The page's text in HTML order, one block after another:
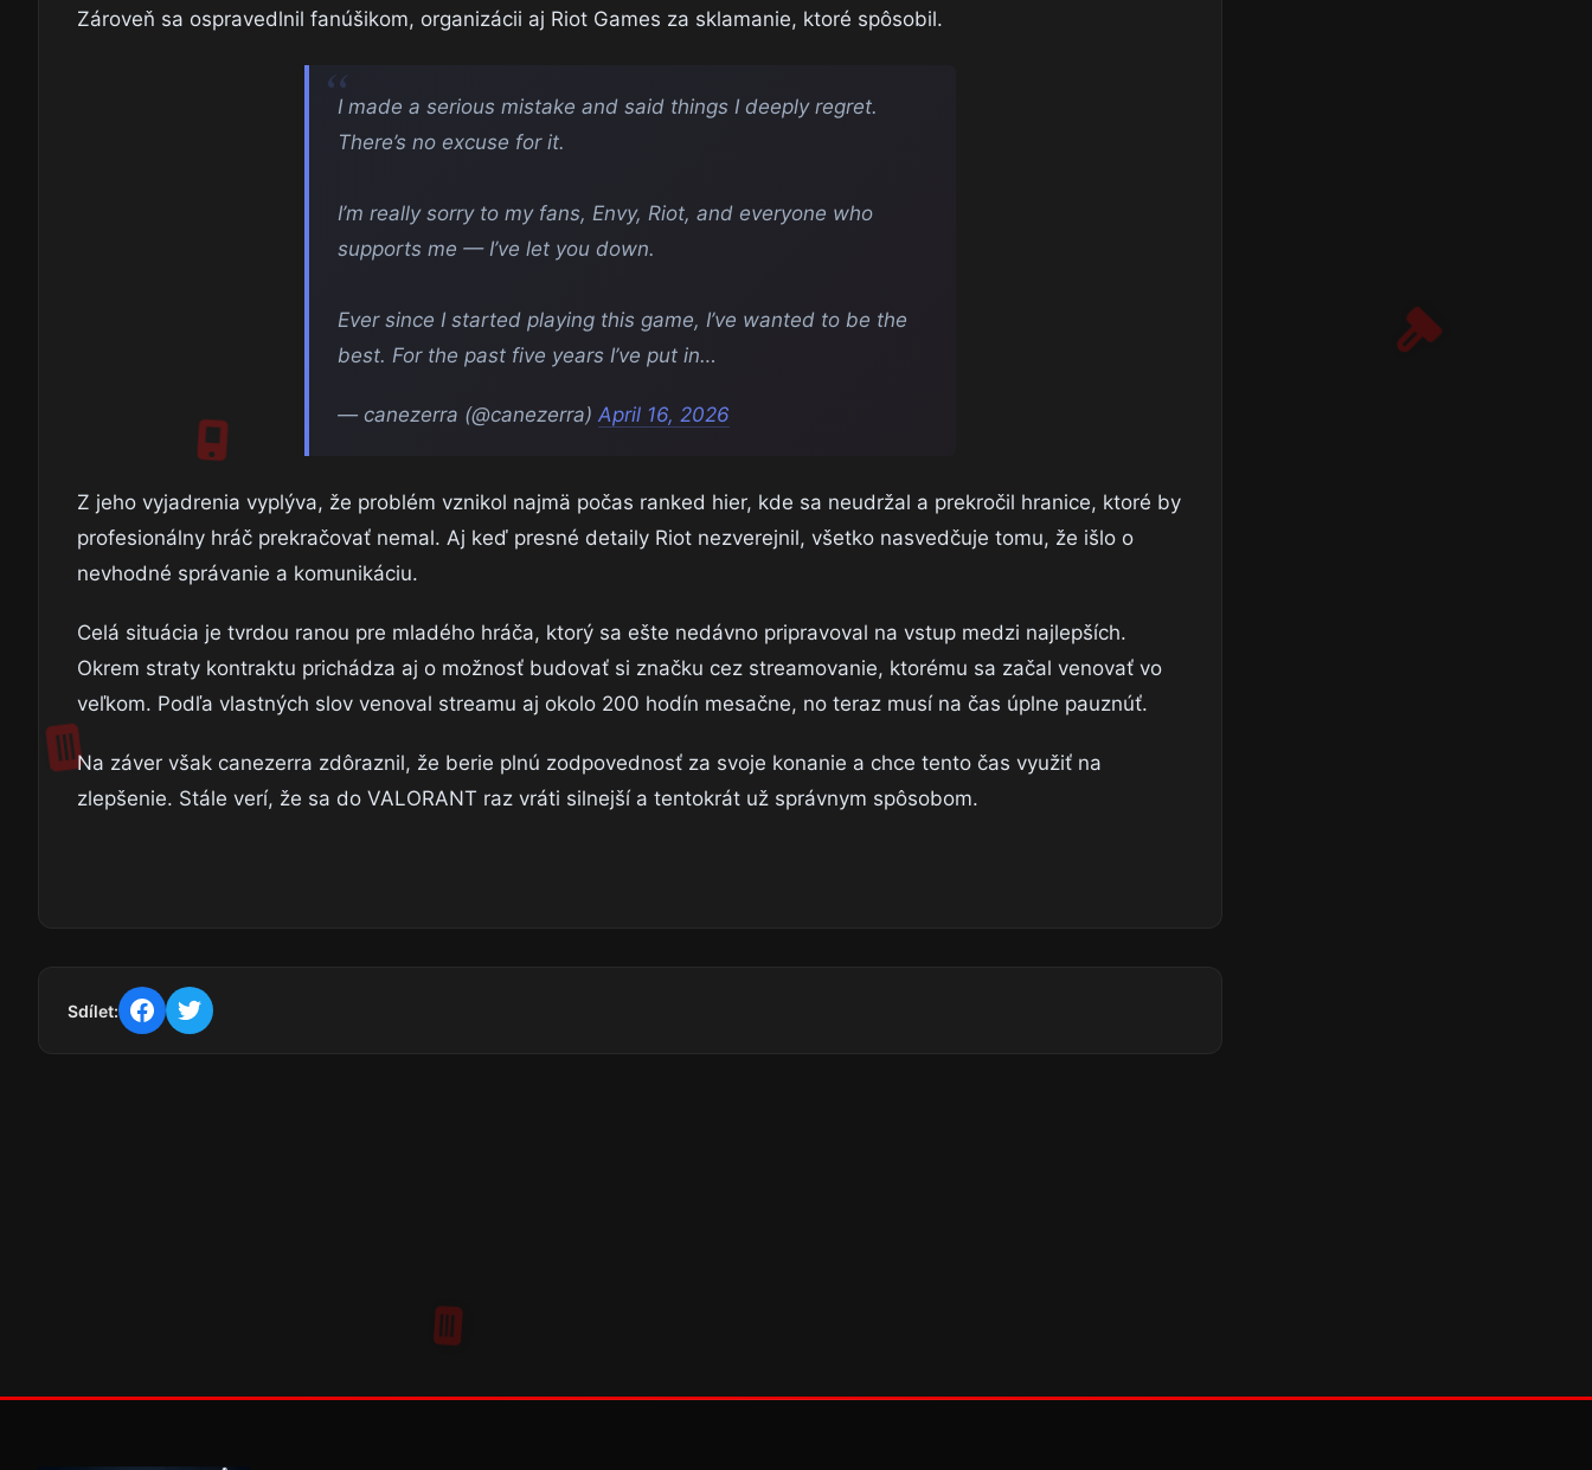
Zároveň sa ospravedlnil fanúšikom, organizácii aj Riot Games za sklamanie, ktoré spôsobil.
I made a serious mistake and said things I deeply regret.
There’s no excuse for it.
I’m really sorry to my fans, Envy, Riot, and everyone who
supports me — I’ve let you down.
Ever since I started playing this game, I’ve wanted to be the
best. For the past five years I’ve put in…
— canezerra (@canezerra) April 16, 2026
Z jeho vyjadrenia vyplýva, že problém vznikol najmä počas ranked hier, kde sa neudržal a prekročil hranice, ktoré by
profesionálny hráč prekračovať nemal. Aj keď presné detaily Riot nezverejnil, všetko nasvedčuje tomu, že išlo o
nevhodné správanie a komunikáciu.
Celá situácia je tvrdou ranou pre mladého hráča, ktorý sa ešte nedávno pripravoval na vstup medzi najlepších.
Okrem straty kontraktu prichádza aj o možnosť budovať si značku cez streamovanie, ktorému sa začal venovať vo
veľkom. Podľa vlastných slov venoval streamu aj okolo 200 hodín mesačne, no teraz musí na čas úplne pauznúť.
Na záver však canezerra zdôraznil, že berie plnú zodpovednosť za svoje konanie a chce tento čas využiť na
zlepšenie. Stále verí, že sa do VALORANT raz vráti silnejší a tentokrát už správnym spôsobom.
Sdílet: